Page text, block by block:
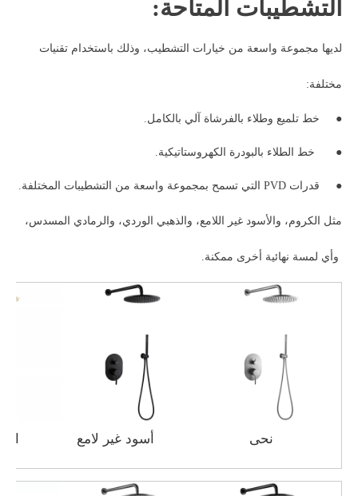
التشطيبات المتاحة:
لديها مجموعة واسعة من خيارات التشطيب، وذلك باستخدام تقنيات
مختلفة:
● خط تلميع وطلاء بالفرشاة آلي بالكامل.
● خط الطلاء بالبودرة الكهروستاتيكية.
● قدرات PVD التي تسمح بمجموعة واسعة من التشطيبات المختلفة.
مثل الكروم، والأسود غير اللامع، والذهبي الوردي، والرمادي المسدس،
وأي لمسة نهائية أخرى ممكنة.
نحى أسود غير لامع